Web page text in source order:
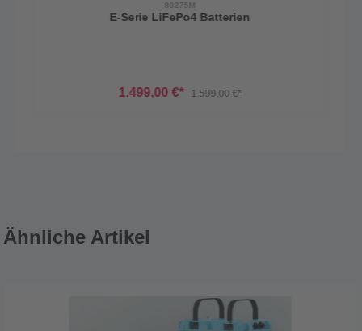
80275M
E-Serie LiFePo4 Batterien
1.499,00 €* 1.599,00 €*
Ähnliche Artikel